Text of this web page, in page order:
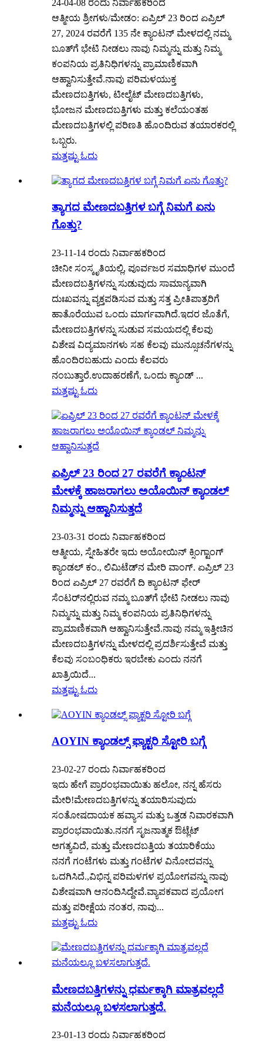
24-04-08 ರಂದು ನಿರ್ವಾಹಕರಿಂದ
ಆತ್ಮೀಯ ಶ್ರೀಗಳು/ಮೇಡಂ: ಏಪ್ರಿಲ್ 23 ರಿಂದ ಏಪ್ರಿಲ್
27, 2024 ರವರೆಗೆ 135 ನೇ ಕ್ಯಾಂಟನ್ ಮೇಳದಲ್ಲಿ ನಮ್ಮ
ಬೂತ್‌ಗೆ ಭೇಟಿ ನೀಡಲು ನಾವು ನಿಮ್ಮನ್ನು ಮತ್ತು ನಿಮ್ಮ
ಕಂಪನಿಯ ಪ್ರತಿನಿಧಿಗಳನ್ನು ಪ್ರಾಮಾಣಿಕವಾಗಿ
ಆಹ್ವಾನಿಸುತ್ತೇವೆ.ನಾವು ಪರಿಮಳಯುಕ್ತ
ಮೇಣದಬತ್ತಿಗಳು, ಟೀಲೈಟ್ ಮೇಣದಬತ್ತಿಗಳು,
ಭೋಜನ ಮೇಣದಬತ್ತಿಗಳು ಮತ್ತು ಕಲೆಯಂತಹ
ಮೇಣದಬತ್ತಿಗಳಲ್ಲಿ ಪರಿಣತಿ ಹೊಂದಿರುವ ತಯಾರಕರಲ್ಲಿ
ಒಬ್ಬರು.
ಮತ್ತಷ್ಟು ಓದು
ತ್ಯಾಗದ ಮೇಣದಬತ್ತಿಗಳ ಬಗ್ಗೆ ನಿಮಗೆ ಏನು
ಗೊತ್ತು?
23-11-14 ರಂದು ನಿರ್ವಾಹಕರಿಂದ
ಚೀನೀ ಸಂಸ್ಕೃತಿಯಲ್ಲಿ, ಪೂರ್ವಜರ ಸಮಾಧಿಗಳ ಮುಂದೆ
ಮೇಣದಬತ್ತಿಗಳನ್ನು ಸುಡುವುದು ಸಾಮಾನ್ಯವಾಗಿ
ದುಃಖವನ್ನು ವ್ಯಕ್ತಪಡಿಸುವ ಮತ್ತು ಸತ್ತ ಪ್ರೀತಿಪಾತ್ರರಿಗೆ
ಹಾತೊರೆಯುವ ಒಂದು ಮಾರ್ಗವಾಗಿದೆ.ಇದರ ಜೊತೆಗೆ,
ಮೇಣದಬತ್ತಿಗಳನ್ನು ಸುಡುವ ಸಮಯದಲ್ಲಿ ಕೆಲವು
ವಿಶೇಷ ವಿದ್ಯಮಾನಗಳು ಸಹ ಕೆಲವು ಮುನ್ಸೂಚನೆಗಳನ್ನು
ಹೊಂದಿರಬಹುದು ಎಂದು ಕೆಲವರು
ನಂಬುತ್ತಾರೆ.ಉದಾಹರಣೆಗೆ, ಒಂದು ಕ್ಯಾಂಡ್ ...
ಮತ್ತಷ್ಟು ಓದು
ಏಪ್ರಿಲ್ 23 ರಿಂದ 27 ರವರೆಗೆ ಕ್ಯಾಂಟನ್
ಮೇಳಕ್ಕೆ ಹಾಜರಾಗಲು ಅಯೊಯಿನ್ ಕ್ಯಾಂಡಲ್
ನಿಮ್ಮನ್ನು ಆಹ್ವಾನಿಸುತ್ತದೆ
23-03-31 ರಂದು ನಿರ್ವಾಹಕರಿಂದ
ಆತ್ಮೀಯ, ಸ್ನೇಹಿತರೇ ಇದು ಅಯೋಯಿನ್ ಕ್ಸಿಂಗ್ಟಾಂಗ್
ಕ್ಯಾಂಡಲ್ ಕಂ., ಲಿಮಿಟೆಡ್‌ನ ಮೇರಿ ವಾಂಗ್. ಏಪ್ರಿಲ್ 23
ರಿಂದ ಏಪ್ರಿಲ್ 27 ರವರೆಗೆ ದಿ ಕ್ಯಾಂಟನ್ ಫೇರ್
ಸೆಂಟರ್‌ನಲ್ಲಿರುವ ನಮ್ಮ ಬೂತ್‌ಗೆ ಭೇಟಿ ನೀಡಲು ನಾವು
ನಿಮ್ಮನ್ನು ಮತ್ತು ನಿಮ್ಮ ಕಂಪನಿಯ ಪ್ರತಿನಿಧಿಗಳನ್ನು
ಪ್ರಾಮಾಣಿಕವಾಗಿ ಆಹ್ವಾನಿಸುತ್ತೇವೆ.ನಾವು ನಮ್ಮ ಇತ್ತೀಚಿನ
ಮೇಣದಬತ್ತಿಗಳನ್ನು ಮೇಳದಲ್ಲಿ ಪ್ರದರ್ಶಿಸುತ್ತೇವೆ ಮತ್ತು
ಕೆಲವು ಸಂಬಂಧಿಕರು ಇರಬೇಕು ಎಂದು ನನಗೆ
ಖಾತ್ರಿಯಿದೆ...
ಮತ್ತಷ್ಟು ಓದು
AOYIN ಕ್ಯಾಂಡಲ್ಸ್ ಫ್ಯಾಕ್ಟರಿ ಸ್ಟೋರಿ ಬಗ್ಗೆ
23-02-27 ರಂದು ನಿರ್ವಾಹಕರಿಂದ
ಇದು ಹೇಗೆ ಪ್ರಾರಂಭವಾಯಿತು ಹಲೋ, ನನ್ನ ಹೆಸರು
ಮೇರಿ!ಮೇಣದಬತ್ತಿಗಳನ್ನು ತಯಾರಿಸುವುದು
ಸಂತೋಷದಾಯಕ ಹವ್ಯಾಸ ಮತ್ತು ಒತ್ತಡ ನಿವಾರಕವಾಗಿ
ಪ್ರಾರಂಭವಾಯಿತು.ನನಗೆ ಸೃಜನಾತ್ಮಕ ಔಟ್ಲೆಟ್
ಅಗತ್ಯವಿದೆ, ಮತ್ತು ಮೇಣದಬತ್ತಿಯ ತಯಾರಿಕೆಯು
ನನಗೆ ಗಂಟೆಗಳು ಮತ್ತು ಗಂಟೆಗಳ ವಿನೋದವನ್ನು
ಒದಗಿಸಿದೆ.,ವಿಭಿನ್ನ ಪರಿಮಳಗಳ ಪ್ರಯೋಗವನ್ನು ನಾವು
ವಿಶೇಷವಾಗಿ ಆನಂದಿಸಿದ್ದೇವೆ.ವ್ಯಾಪಕವಾದ ಪ್ರಯೋಗ
ಮತ್ತು ಪರೀಕ್ಷೆಯ ನಂತರ, ನಾವು...
ಮತ್ತಷ್ಟು ಓದು
ಮೇಣದಬತ್ತಿಗಳನ್ನು ಧರ್ಮಕ್ಕಾಗಿ ಮಾತ್ರವಲ್ಲದೆ
ಮನೆಯಲ್ಲೂ ಬಳಸಲಾಗುತ್ತದೆ.
23-01-13 ರಂದು ನಿರ್ವಾಹಕರಿಂದ